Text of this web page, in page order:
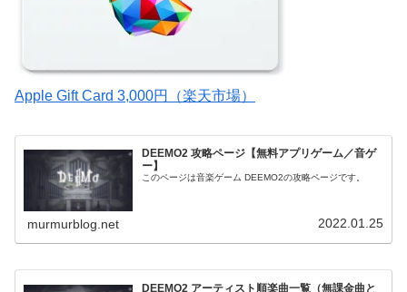
Apple Gift Card 3,000円（楽天市場）
DEEMO2 攻略ページ【無料アプリゲーム／音ゲ
ー】
このページは音楽ゲーム DEEMO2の攻略ページです。
murmurblog.net 2022.01.25
DEEMO2 アーティスト順楽曲一覧（無課金曲と